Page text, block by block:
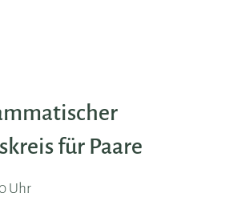
für Paare
Uhr